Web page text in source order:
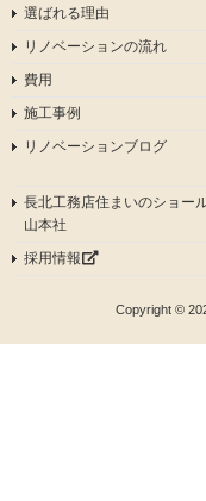
選ばれる理由
リノベーションの流れ
費用
施工事例
リノベーションブログ
長北工務店住まいのショー
山本社
採用情報
Copyright ©